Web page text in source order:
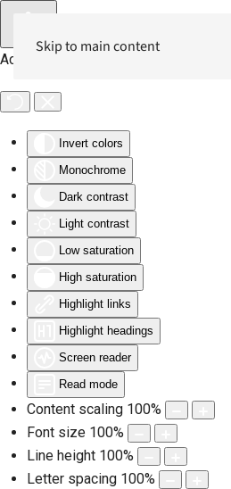
Accessibility Tools
Invert colors
Monochrome
Dark contrast
Light contrast
Low saturation
High saturation
Highlight links
Highlight headings
Screen reader
Read mode
Content scaling 100%
Font size 100%
Line height 100%
Letter spacing 100%
Skip to main content